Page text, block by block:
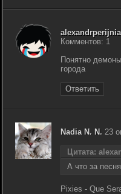
Комментов: 1
Понятно
города
Ответить
Nadia N. N. 23
Цитата:
А что за
Pixies - Que